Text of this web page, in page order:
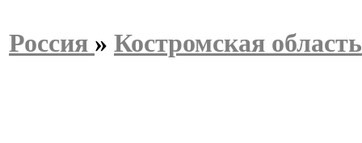
Россия » Костромская область